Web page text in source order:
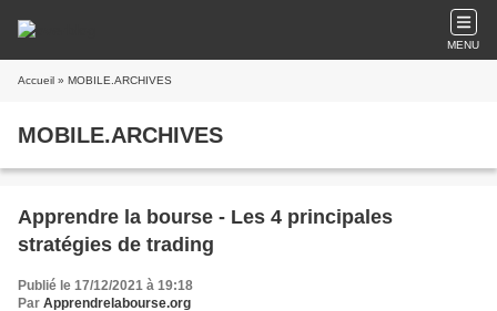
MENU
Accueil » MOBILE.ARCHIVES
MOBILE.ARCHIVES
Apprendre la bourse - Les 4 principales
stratégies de trading
Publié le 17/12/2021 à 19:18
Par Apprendrelabourse.org